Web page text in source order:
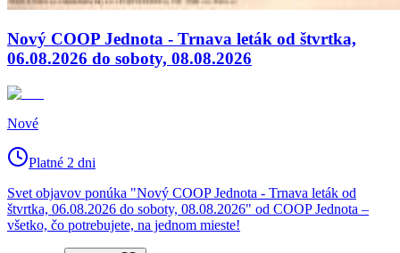
Nový COOP Jednota - Trnava leták od štvrtka,
06.08.2026 do soboty, 08.08.2026
Nové
Platné 2 dni
Svet objavov ponúka "Nový COOP Jednota - Trnava leták od
štvrtka, 06.08.2026 do soboty, 08.08.2026" od COOP Jednota –
všetko, čo potrebujete, na jednom mieste!